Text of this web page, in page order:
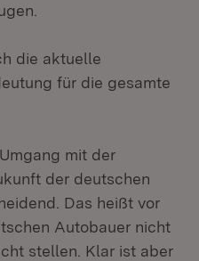
die aktuelle
für die gesamte
mit der
der deutschen
Das heißt vor
Autobauer nicht
stellen. Klar ist aber